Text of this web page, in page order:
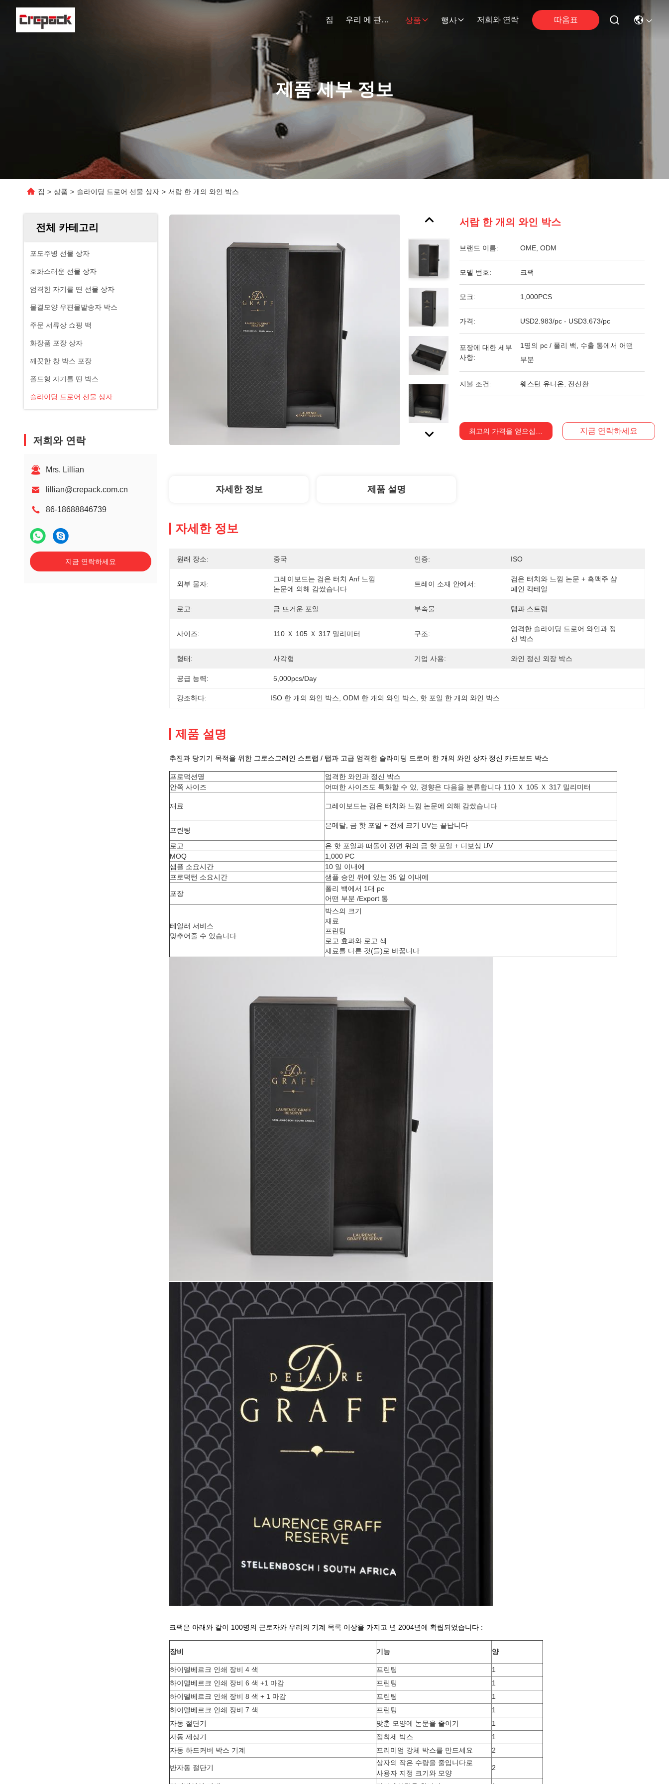
집 우리 에 관한 것 상품 행사 저희와 연락 따옴표
제품 세부 정보
집 > 상품 > 슬라이딩 드로어 선물 상자 > 서랍 한 개의 와인 박스
전체 카테고리
포도주병 선물 상자
호화스러운 선물 상자
엄격한 자기를 띤 선물 상자
물결모양 우편물발송자 박스
주문 서류상 쇼핑 백
화장품 포장 상자
깨끗한 창 박스 포장
폴드형 자기를 띤 박스
슬라이딩 드로어 선물 상자
저희와 연락
Mrs. Lillian
lillian@crepack.com.cn
86-18688846739
지금 연락하세요
서랍 한 개의 와인 박스
브랜드 이름: OME, ODM
모델 번호: 크팩
모크: 1,000PCS
가격: USD2.983/pc - USD3.673/pc
포장에 대한 세부
사항:
1명의 pc / 폴리 백, 수출 통에서 어떤
부분
지불 조건: 웨스턴 유니온, 전신환
최고의 가격을 얻으십시오 지금 연락하세요
자세한 정보 제품 설명
자세한 정보
원래 장소: 중국 인증: ISO
외부 물자:
그레이보드는 검은 터치 Anf 느낌
논문에 의해 감쌌습니다
트레이 소재 안에서:
검은 터치와 느낌 논문 + 흑맥주 샴
페인 칵테일
로고: 금 뜨거운 포일 부속물: 탭과 스트랩
사이즈: 110 Ｘ 105 Ｘ 317 밀리미터 구조:
엄격한 슬라이딩 드로어 와인과 정
신 박스
형태: 사각형 기업 사용: 와인 정신 외장 박스
공급 능력: 5,000pcs/day
강조하다: ISO 한 개의 와인 박스 , ODM 한 개의 와인 박스 핫 포일 한 개의 와인 박스
제품 설명
추진과 당기기 목적을 위한 그로스그레인 스트랩 / 탭과 고급 엄격한 슬라이딩 드로어 한 개의 와인 상자 정신 카드보드 박스
프로덕션명
엄격한 와인과 정신 박스
안쪽 사이즈
어떠한 사이즈도 특화할 수 있, 경향은 다음을 분류합니다 110 Ｘ 105 Ｘ 317 밀리미터
재료 그레이보드는 검은 터치와 느낌 논문에 의해 감쌌습니다
프린팅
은메달, 금 핫 포일 + 전체 크기 UV는 끝납니다
로고
은 핫 포일과 떠돌이 전면 위의 금 핫 포일 + 디보싱 UV
MOQ
1,000 PC
샘플 소요시간
10 일 이내에
프로덕턴 소요시간
샘플 승인 뒤에 있는 35 일 이내에
포장
폴리 백에서 1대 pc
어떤 부분 /Export 통
테일러 서비스
맞추어줄 수 있습니다
박스의 크기
재료
프린팅
로고 효과와 로고 색
재료를 다른 것(들)로 바꿉니다
크팩은 아래와 같이 100명의 근로자와 우리의 기계 목록 이상을 가지고 년 2004년에 확립되었습니다 :
장비 기능 양
하이델베르크 인쇄 장비 4 색 프린팅
1
하이델베르크 인쇄 장비 6 색 +1 마감
프린팅
1
하이델베르크 인쇄 장비 8 색 + 1 마감
프린팅
1
하이델베르크 인쇄 장비 7 색
프린팅
1
자동 절단기
맞춘 모양에 논문을 줄이기
1
자동 제상기
접착제 박스
1
자동 하드커버 박스 기계
프리미엄 강체 박스를 만드세요 2
반자동 절단기
상자의 작은 수량을 줄입니다로
사용자 지정 크기와 모양
2